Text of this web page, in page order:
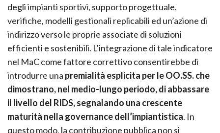
degli impianti sportivi, supporto progettuale,
verifiche, modelli gestionali replicabili ed un’azione di
indirizzo verso le proprie associate di soluzioni
efficienti e sostenibili. L’integrazione di tale indicatore
nel MaC come fattore correttivo consentirebbe di
introdurre una premialità esplicita per le OO.SS. che
dimostrano, nel medio-lungo periodo, di abbassare
il livello del RIDS, segnalando una crescente
maturità nella governance dell’impiantistica. In
questo modo, la contribuzione pubblica non si